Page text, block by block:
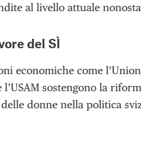
al livello attuale
del SÌ
economiche come
sostengono la
donne nella politica